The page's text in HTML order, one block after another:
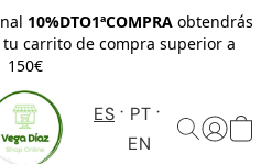
10%DTO1ªCOMPRAobtendrás
carrito de compra superior a
150€
ES
PT
EN